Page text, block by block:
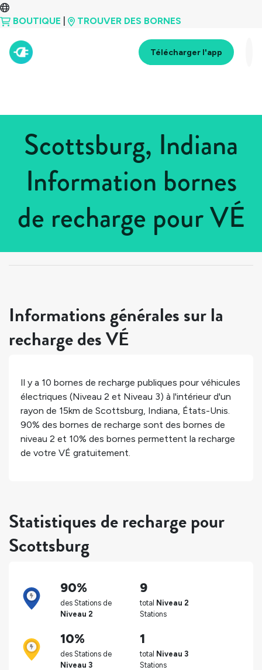
BOUTIQUE TROUVER DES BORNES
Télécharger l'app
Scottsburg, Indiana
Information bornes
de recharge pour VÉ
États-Unis > Indiana
Informations générales sur la
recharge des VÉ
Il y a 10 bornes de recharge publiques pour véhicules
électriques (Niveau 2 et Niveau 3) à l'intérieur d'un
rayon de 15km de Scottsburg, Indiana, États-Unis.
90% des bornes de recharge sont des bornes de
niveau 2 et 10% des bornes permettent la recharge
de votre VÉ gratuitement.
Statistiques de recharge pour
Scottsburg
90%
des Stations de
Niveau 2
9
total Niveau 2
Stations
10%
des Stations de
Niveau 3
1
total Niveau 3
Stations